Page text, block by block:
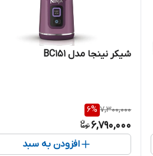
شیکر نینجا مدل BC151
7,300,000
6%
6,790,000
افزودن به سبد